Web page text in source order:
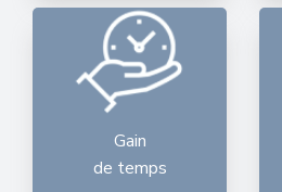
Gain
de temps